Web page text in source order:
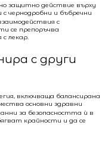
защитно действие върху
чернодробни и бъбречни
с
се препоръчва
лекар.
с други
включваща балансирана
основни здравни
за безопасността ѝ в
крайности и да се